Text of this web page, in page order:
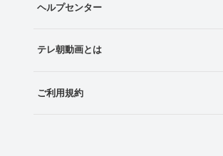
ヘルプセンター
テレ朝動画とは
ご利用規約